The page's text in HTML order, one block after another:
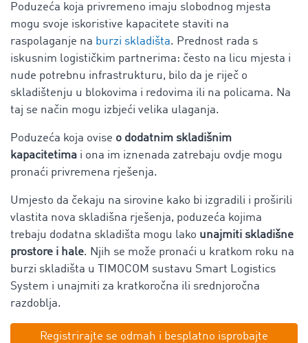
Poduzeća koja privremeno imaju slobodnog mjesta
mogu svoje iskoristive kapacitete staviti na
raspolaganje na burzi skladišta. Prednost rada s
iskusnim logističkim partnerima: često na licu mjesta i
nude potrebnu infrastrukturu, bilo da je riječ o
skladištenju u blokovima i redovima ili na policama. Na
taj se način mogu izbjeći velika ulaganja.
Poduzeća koja ovise o dodatnim skladišnim
kapacitetima i ona im iznenada zatrebaju ovdje mogu
pronaći privremena rješenja.
Umjesto da čekaju na sirovine kako bi izgradili i proširili
vlastita nova skladišna rješenja, poduzeća kojima
trebaju dodatna skladišta mogu lako unajmiti skladišne
prostore i hale. Njih se može pronaći u kratkom roku na
burzi skladišta u TIMOCOM sustavu Smart Logistics
System i unajmiti za kratkoročna ili srednjoročna
razdoblja.
Registrirajte se odmah i besplatno isprobajte